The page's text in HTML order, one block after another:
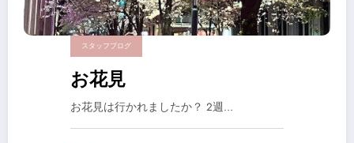
スタッフブログ
お花見
お花見は行かれましたか？ 2週…